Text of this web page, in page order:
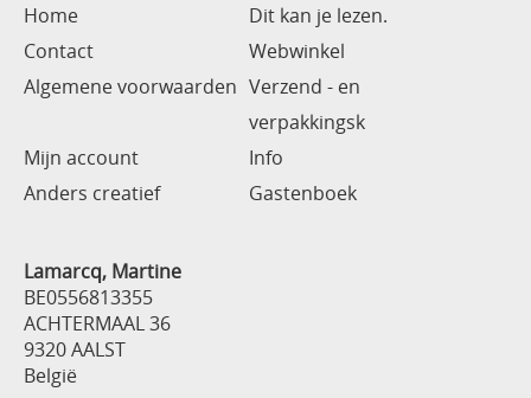
Home
Dit kan je lezen.
Contact
Webwinkel
Algemene voorwaarden Verzend - en
verpakkingsk
Mijn account
Info
Anders creatief
Gastenboek
Lamarcq, Martine
BE0556813355
ACHTERMAAL 36
9320 AALST
België